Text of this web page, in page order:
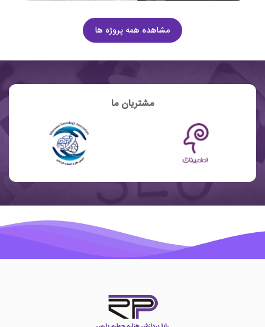
مشاهده همه پروژه ها
مشتریان ما